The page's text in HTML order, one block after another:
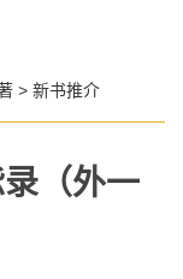
> 新书推介
（外一